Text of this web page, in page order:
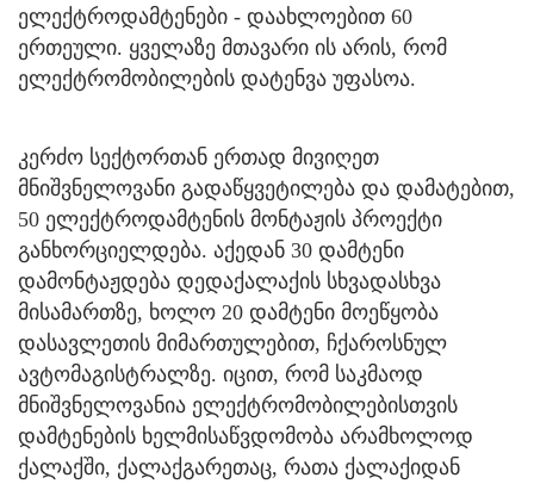
ელექტროდამტენები - დაახლოებით 60
ერთეული. ყველაზე მთავარი ის არის, რომ
ელექტრომობილების დატენვა უფასოა.
კერძო სექტორთან ერთად მივიღეთ
მნიშვნელოვანი გადაწყვეტილება და დამატებით,
50 ელექტროდამტენის მონტაჟის პროექტი
განხორციელდება. აქედან 30 დამტენი
დამონტაჟდება დედაქალაქის სხვადასხვა
მისამართზე, ხოლო 20 დამტენი მოეწყობა
დასავლეთის მიმართულებით, ჩქაროსნულ
ავტომაგისტრალზე. იცით, რომ საკმაოდ
მნიშვნელოვანია ელექტრომობილებისთვის
დამტენების ხელმისაწვდომობა არამხოლოდ
ქალაქში, ქალაქგარეთაც, რათა ქალაქიდან